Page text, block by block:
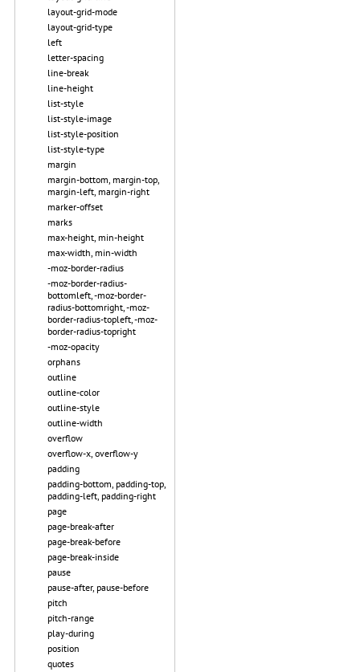
layout-grid-mode
layout-grid-type
left
letter-spacing
line-break
line-height
list-style
list-style-image
list-style-position
list-style-type
margin
margin-bottom, margin-top,
margin-left, margin-right
marker-offset
marks
max-height, min-height
max-width, min-width
-moz-border-radius
-moz-border-radius-
bottomleft, -moz-border-
radius-bottomright, -moz-
border-radius-topleft, -moz-
border-radius-topright
-moz-opacity
orphans
outline
outline-color
outline-style
outline-width
overflow
overflow-x, overflow-y
padding
padding-bottom, padding-top,
padding-left, padding-right
page
page-break-after
page-break-before
page-break-inside
pause
pause-after, pause-before
pitch
pitch-range
play-during
position
quotes